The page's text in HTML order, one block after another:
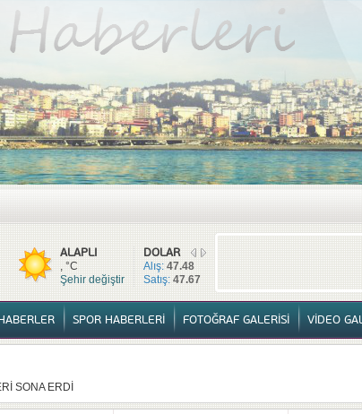
TÜM HABERLER YURTTAN HABERLER SPOR HABERLERİ
DOLAR
Alış:47.48
Satış:47.67
ALAPLI
, °C
Şehir değiştir
SPOR HABERLERİ FOTOĞRAF GALERİSİ VİDEO
SONA ERDİ